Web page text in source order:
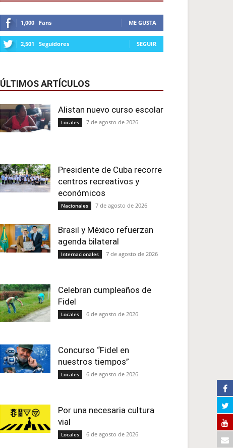
1,000 Fans ME GUSTA
2,501 Seguidores SEGUIR
ÚLTIMOS ARTÍCULOS
Alistan nuevo curso escolar
Locales 7 de agosto de 2026
Presidente de Cuba recorre
centros recreativos y
económicos
Nacionales 7 de agosto de 2026
Brasil y México refuerzan
agenda bilateral
Internacionales 7 de agosto de 2026
Celebran cumpleaños de
Fidel
Locales 6 de agosto de 2026
Concurso “Fidel en
nuestros tiempos”
Locales 6 de agosto de 2026
Por una necesaria cultura
vial
Locales 6 de agosto de 2026